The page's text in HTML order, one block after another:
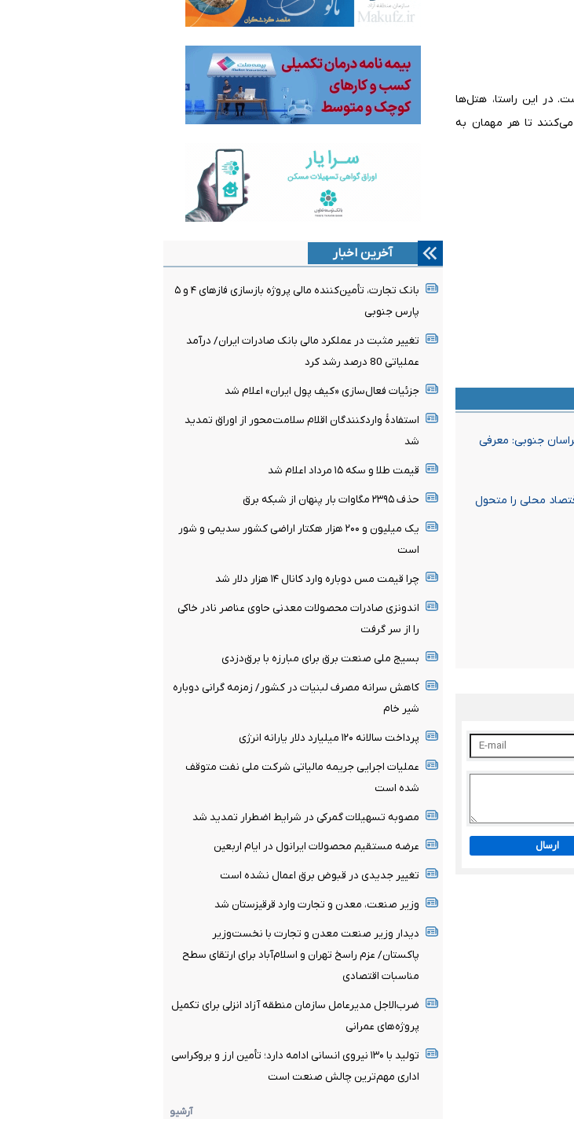
در این راستا، هتل‌ها
می‌کنند تا هر مهمان به
جنوبی: معرفی
محلی را متحول
ارسال
آخرین اخبار
بانک تجارت، تأمین‌کننده مالی پروژه بازسازی فازهای ۴ و ۵
پارس جنوبی
تغییر مثبت در عملکرد مالی بانک صادرات ایران/ درآمد
عملیاتی 80 درصد رشد کرد
جزئیات فعال‌سازی «کیف پول ایران» اعلام شد
استفادۀ واردکنندگان اقلام سلامت‌محور از اوراق تمدید
شد
قیمت طلا و سکه ۱۵ مرداد اعلام شد
حذف ۲۳۹۵ مگاوات بار پنهان از شبکه برق
یک میلیون و ۲۰۰ هزار هکتار اراضی کشور سدیمی و شور
است
چرا قیمت مس دوباره وارد کانال ۱۴ هزار دلار شد
اندونزی صادرات محصولات معدنی حاوی عناصر نادر خاکی
را از سر گرفت
بسیج ملی صنعت برق برای مبارزه با برق‌دزدی
کاهش سرانه مصرف لبنیات در کشور/ زمزمه گرانی دوباره
شیر خام
پرداخت سالانه ۱۲۰ میلیارد دلار یارانه انرژی
عملیات اجرایی جریمه مالیاتی شرکت ملی نفت متوقف
شده است
مصوبه تسهیلات گمرکی در شرایط اضطرار تمدید شد
عرضه مستقیم محصولات ایرانول در ایام اربعین
تغییر جدیدی در قبوض برق اعمال نشده است
وزیر صنعت، معدن و تجارت وارد قرقیزستان شد
دیدار وزیر صنعت معدن و تجارت با نخست‌وزیر
پاکستان/ عزم راسخ تهران و اسلام‌آباد برای ارتقای سطح
مناسبات اقتصادی
ضرب‌الاجل مدیرعامل سازمان منطقه آزاد انزلی برای تکمیل
پروژه‌های عمرانی
تولید با ۱۳۰ نیروی انسانی ادامه دارد؛ تأمین ارز و بروکراسی
اداری مهم‌ترین چالش صنعت است
آرشیو